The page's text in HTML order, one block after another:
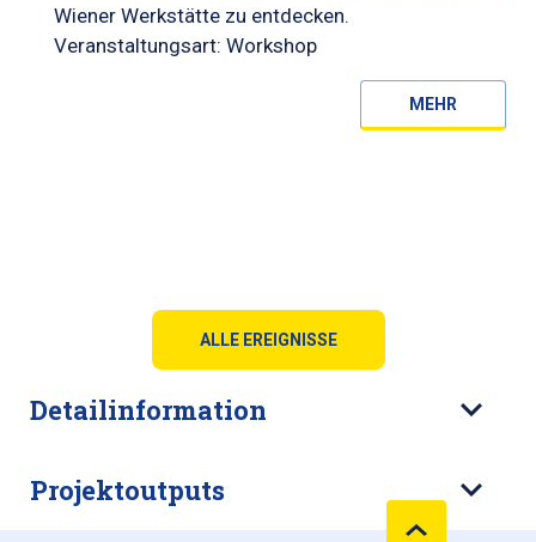
Wiener Werkstätte zu entdecken.
Veranstaltungsart: Workshop
MEHR
ALLE EREIGNISSE
Detailinformation
Projektoutputs